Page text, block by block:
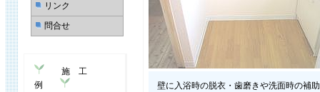
リンク
問合せ
施 工
例
壁に入浴時の脱衣・歯磨きや洗面時の補